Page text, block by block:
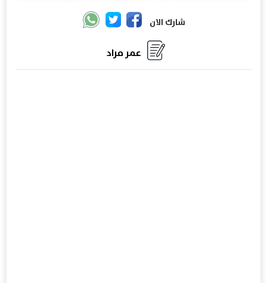
شارك الان
عمر مراد